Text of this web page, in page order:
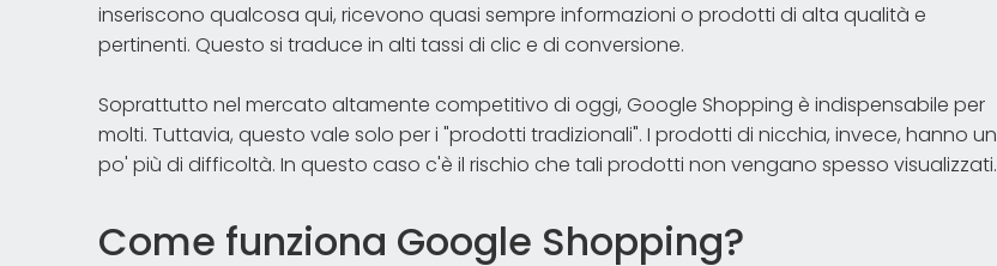
inseriscono qualcosa qui, ricevono quasi sempre informazioni o prodotti di alta qualità e
pertinenti. Questo si traduce in alti tassi di clic e di conversione.
Soprattutto nel mercato altamente competitivo di oggi, Google Shopping è indispensabile per
molti. Tuttavia, questo vale solo per i "prodotti tradizionali". I prodotti di nicchia, invece, hanno un
po' più di difficoltà. In questo caso c'è il rischio che tali prodotti non vengano spesso visualizzati.
Come funziona Google Shopping?